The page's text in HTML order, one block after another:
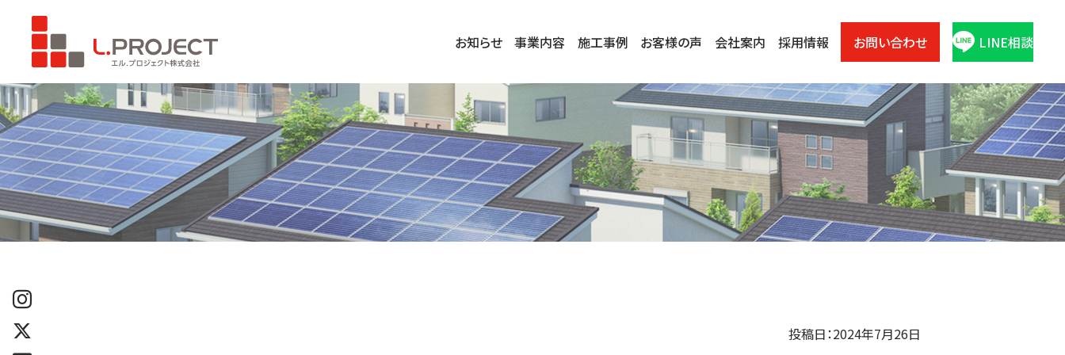
お知らせ 事業内容 施工事例 お客様の声 会社案内 採用情報 お問い合わせ LINE相談
投稿日：2024年7月26日